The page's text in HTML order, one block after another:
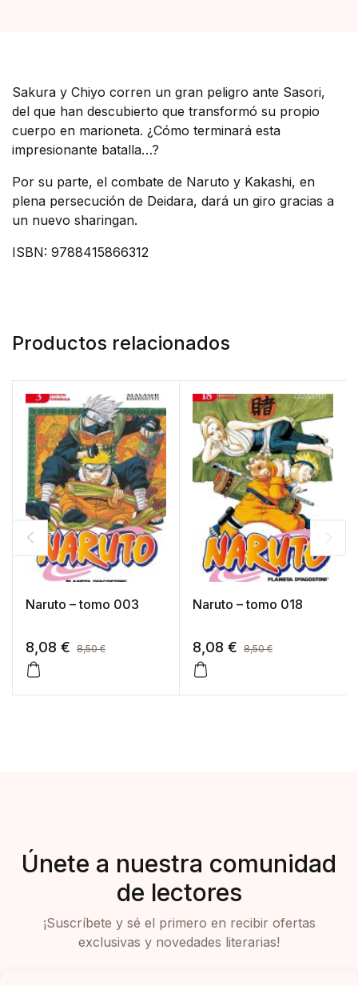
Sakura y Chiyo corren un gran peligro ante Sasori,
del que han descubierto que transformó su propio
cuerpo en marioneta. ¿Cómo terminará esta
impresionante batalla…?
Por su parte, el combate de Naruto y Kakashi, en
plena persecución de Deidara, dará un giro gracias a
un nuevo sharingan.
ISBN: 9788415866312
Productos relacionados
Naruto – tomo 003
8,08 € 8,50€
Naruto – tomo 018
8,08 € 8,50€
Únete a nuestra comunidad
de lectores
¡Suscríbete y sé el primero en recibir ofertas
exclusivas y novedades literarias!